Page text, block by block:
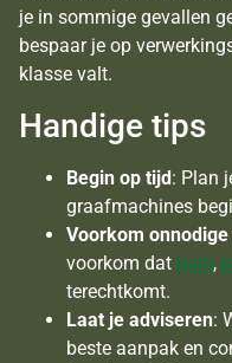
je in sommige gevallen
bespaar je op
klasse valt.
Handige tips
Begin op tijd: Plan
graafmachines
Voorkom
voorkom dat puin,
terechtkomt.
Laat je adviseren:
beste aanpak en